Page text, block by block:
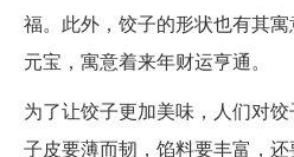
福。此外，饺子的形状也有其
元宝，寓意着来年财运亨通。
为了让饺子更加美味，人们对
子皮要薄而韧，馅料要丰富，